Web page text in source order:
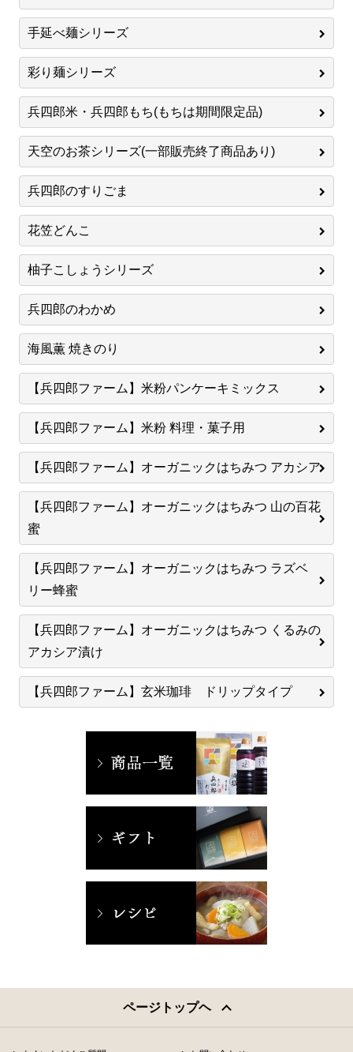
手延べ麺シリーズ
彩り麺シリーズ
兵四郎米・兵四郎もち(もちは期間限定品)
天空のお茶シリーズ(一部販売終了商品あり)
兵四郎のすりごま
花笠どんこ
柚子こしょうシリーズ
兵四郎のわかめ
海風薫 焼きのり
【兵四郎ファーム】米粉パンケーキミックス
【兵四郎ファーム】米粉 料理・菓子用
【兵四郎ファーム】オーガニックはちみつ アカシア
【兵四郎ファーム】オーガニックはちみつ 山の百花
蜜
【兵四郎ファーム】オーガニックはちみつ ラズベ
リー蜂蜜
【兵四郎ファーム】オーガニックはちみつ くるみの
アカシア漬け
【兵四郎ファーム】玄米珈琲 ドリップタイプ
ページトップヘ